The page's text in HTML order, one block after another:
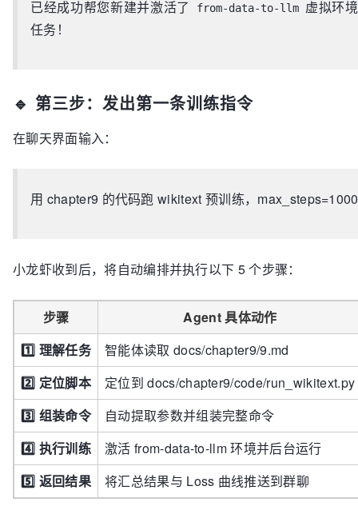
已经成功帮您新建并激活了 from-data-to-llm 虚拟环
任务！
🔹 第三步：发出第一条训练指令
在聊天界面输入：
用 chapter9 的代码跑 wikitext 预训练，max_steps=1000
小龙虾收到后，将自动编排并执行以下 5 个步骤：
步骤
Agent 具体动作
1️⃣ 理解任务
智能体读取 docs/chapter9/9.md
2️⃣ 定位脚本
定位到 docs/chapter9/code/run_wikitext.py
3️⃣ 组装命令
自动提取参数并组装完整命令
4️⃣ 执行训练
激活 from-data-to-llm 环境并后台运行
5️⃣ 返回结果
将汇总结果与 Loss 曲线推送到群聊